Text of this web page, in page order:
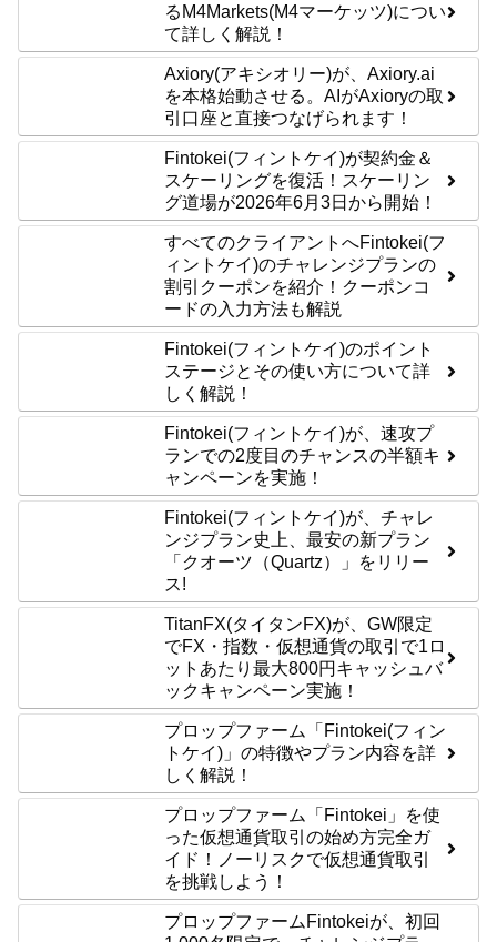
るM4Markets(M4マーケッツ)につい
て詳しく解説！
Axiory(アキシオリー)が、Axiory.ai
を本格始動させる。AIがAxioryの取
引口座と直接つなげられます！
Fintokei(フィントケイ)が契約金＆
スケーリングを復活！スケーリン
グ道場が2026年6月3日から開始！
すべてのクライアントへFintokei(フ
ィントケイ)のチャレンジプランの
割引クーポンを紹介！クーポンコ
ードの入力方法も解説
Fintokei(フィントケイ)のポイント
ステージとその使い方について詳
しく解説！
Fintokei(フィントケイ)が、速攻プ
ランでの2度目のチャンスの半額キ
ャンペーンを実施！
Fintokei(フィントケイ)が、チャレ
ンジプラン史上、最安の新プラン
「クオーツ（Quartz）」をリリー
ス!
TitanFX(タイタンFX)が、GW限定
でFX・指数・仮想通貨の取引で1ロ
ットあたり最大800円キャッシュバ
ックキャンペーン実施！
プロップファーム「Fintokei(フィン
トケイ)」の特徴やプラン内容を詳
しく解説！
プロップファーム「Fintokei」を使
った仮想通貨取引の始め方完全ガ
イド！ノーリスクで仮想通貨取引
を挑戦しよう！
プロップファームFintokeiが、初回